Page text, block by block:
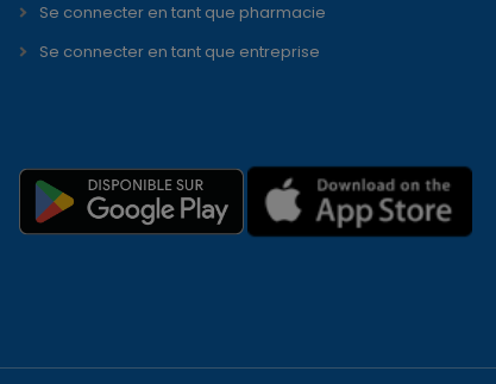
Se connecter en tant que pharmacie
Se connecter en tant que entreprise